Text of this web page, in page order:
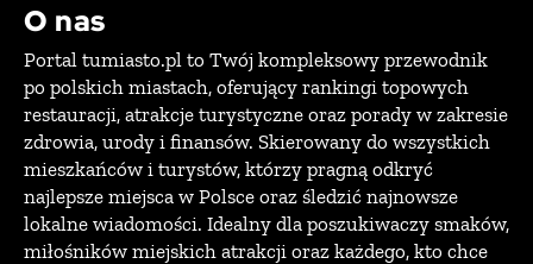
O nas
Portal tumiasto.pl to Twój kompleksowy przewodnik
po polskich miastach, oferujący rankingi topowych
restauracji, atrakcje turystyczne oraz porady w zakresie
zdrowia, urody i finansów. Skierowany do wszystkich
mieszkańców i turystów, którzy pragną odkryć
najlepsze miejsca w Polsce oraz śledzić najnowsze
lokalne wiadomości. Idealny dla poszukiwaczy smaków,
miłośników miejskich atrakcji oraz każdego, kto chce